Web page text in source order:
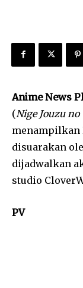
Anime News
(Nige Jouzu
menampilkan
disuarakan
dijadwalkan
studio
PV